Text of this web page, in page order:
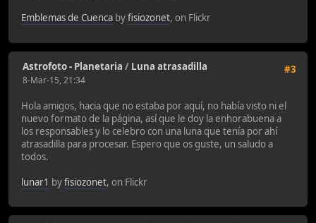
Emblemas de Cuenca byfisiozonet, on Flickr
#3
Astrofoto - Planetaria / Luna atrasadilla
8-Mar-15, 21:34
Hola amigos, hacia que no estaba por aquí, no había visto ni el
nuevo formato de la página, así que le doy la enhorabuena a
los responsables y lo celebro con una luna que tenía por ahí
atrasadilla para procesar. Espero que os guste, un saludo a
todos.
lunar1 byfisiozonet, on Flickr